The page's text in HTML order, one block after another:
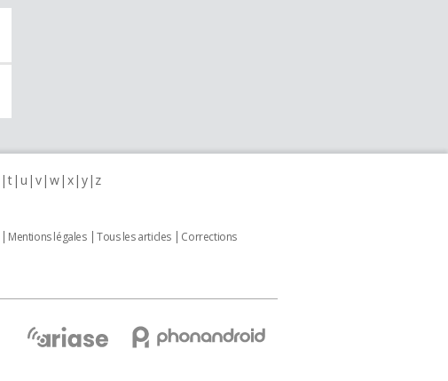
t u v w x y z
Mentions légales Tous les articles
Corrections